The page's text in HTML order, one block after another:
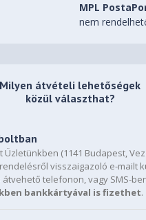
MPL
nem
Milyen átvételi lehetőségek
közül választhat?
(1141 Budapest,
visszaigazoló e-mailt
telefonon, vagy SMS-
bankkártyával is fizethet.